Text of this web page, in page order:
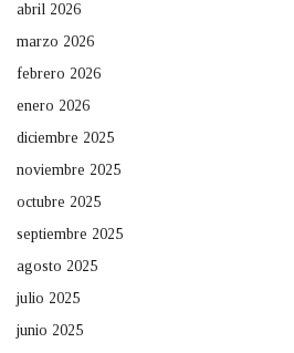
abril 2026
marzo 2026
febrero 2026
enero 2026
diciembre 2025
noviembre 2025
octubre 2025
septiembre 2025
agosto 2025
julio 2025
junio 2025